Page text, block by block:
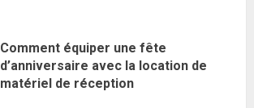
Comment équiper une fête
d’anniversaire avec la location de
matériel de réception